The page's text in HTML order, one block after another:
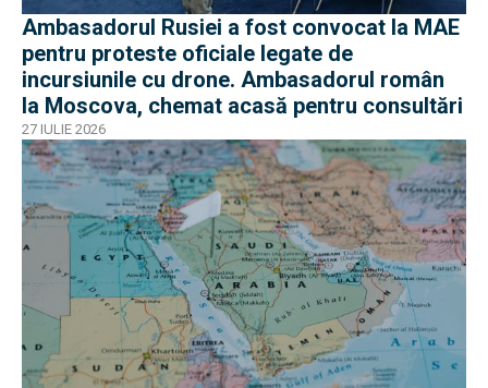
Ambasadorul Rusiei a fost convocat la MAE
pentru proteste oficiale legate de
incursiunile cu drone. Ambasadorul român
la Moscova, chemat acasă pentru consultări
27 IULIE 2026